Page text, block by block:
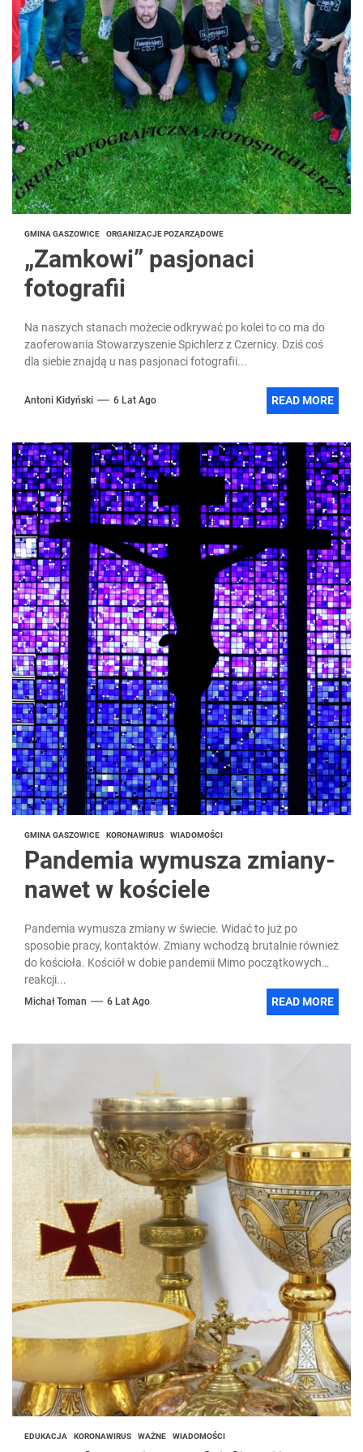
GMINA GASZOWICE ORGANIZACJE POZARZĄDOWE
„Zamkowi” pasjonaci
fotografii
Na naszych stanach możecie odkrywać po kolei to co ma do
zaoferowania Stowarzyszenie Spichlerz z Czernicy. Dziś coś
dla siebie znajdą u nas pasjonaci fotografii...
Antoni Kidyński 6 Lat Ago READ MORE
GMINA GASZOWICE KORONAWIRUS WIADOMOŚCI
Pandemia wymusza zmiany-
nawet w kościele
Pandemia wymusza zmiany w świecie. Widać to już po
sposobie pracy, kontaktów. Zmiany wchodzą brutalnie również
do kościoła. Kościół w dobie pandemii Mimo początkowych
reakcji...
Michał Toman 6 Lat Ago READ MORE
EDUKACJA KORONAWIRUS WAŻNE WIADOMOŚCI